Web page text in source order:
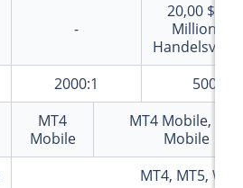
-
20,00 $
Million
2000:1 500:1
MT4
Mobile
MT4 Mobile, MT5
Mobile
MT4, MT5,